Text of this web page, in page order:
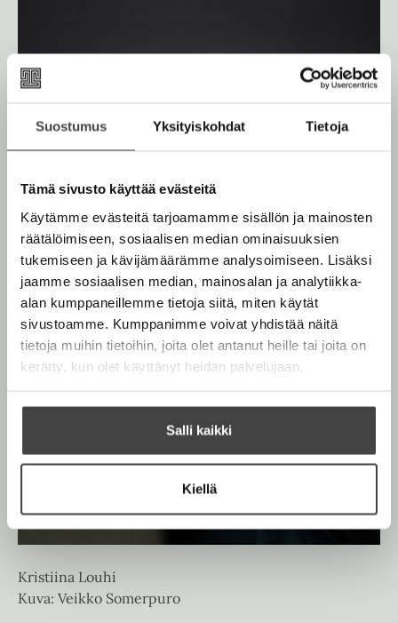
Suostumus Yksityiskohdat Tietoja
Tämä sivusto käyttää evästeitä
Käytämme evästeitä tarjoamamme sisällön ja mainosten
räätälöimiseen, sosiaalisen median ominaisuuksien
tukemiseen ja kävijämäärämme analysoimiseen. Lisäksi
jaamme sosiaalisen median, mainosalan ja analytiikka-
alan kumppaneillemme tietoja siitä, miten käytät
sivustoamme. Kumppanimme voivat yhdistää näitä
tietoja muihin tietoihin, joita olet antanut heille tai joita on
kerätty, kun olet käyttänyt heidän palvelujaan.
Salli kaikki
Kiellä
h
t
e
n
h
i
Kristiina Louhi
Kuva: Veikko Somerpuro